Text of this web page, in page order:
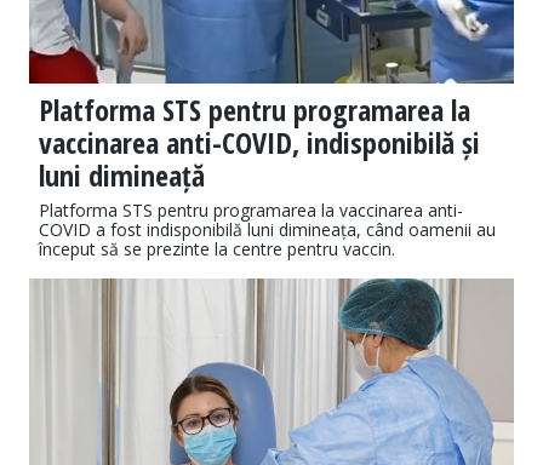
Platforma STS pentru programarea la
vaccinarea anti-COVID, indisponibilă și
luni dimineață
Platforma STS pentru programarea la vaccinarea anti-
COVID a fost indisponibilă luni dimineața, când oamenii au
început să se prezinte la centre pentru vaccin.